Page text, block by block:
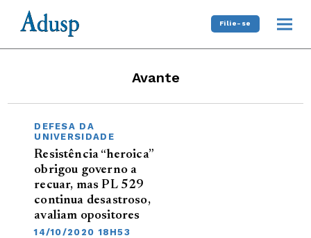
Filie-se
Avante
DEFESA DA
UNIVERSIDADE
Resistência “heroica”
obrigou governo a
recuar, mas PL 529
continua desastroso,
avaliam opositores
14/10/2020 18H53